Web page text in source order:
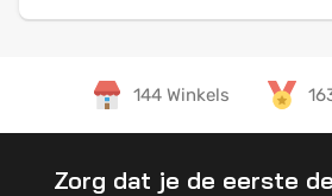
144 Winkels
Zorg dat je de eerste